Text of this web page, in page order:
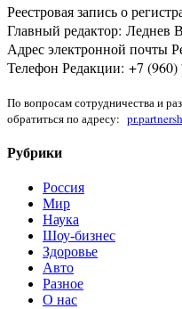
Реестровая запись о
Главный редактор: Леднев
Адрес электронной почты
Телефон Редакции: +7 (960)
По вопросам сотрудничества и
обратиться по адресу:
Рубрики
Россия
Мир
Наука
Шоу-бизнес
Здоровье
Авто
Разное
О нас